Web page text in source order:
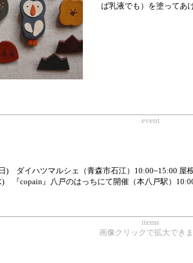
ば乳液でも）を塗ってあ
event
) ダイハツマルシェ（青森市石江）10:00~15:00 屋
) 『copain』八戸のはっちにて開催（本八戸駅）
items
画像クリックで拡大でき